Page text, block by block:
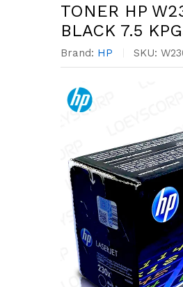
TONER HP
BLACK 7.5
Brand: HP SKU: